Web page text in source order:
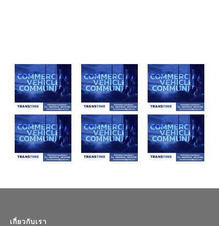
เกี่ยวกับเรา